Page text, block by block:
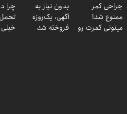
جراحی کمر
ممنوع شد!
میتونی کمرت رو
بدون نیاز به
آگهی، یک‌روزه
فروخته شد
چرا